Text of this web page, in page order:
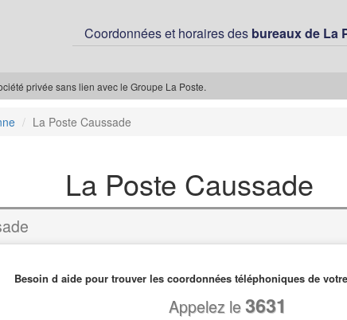
Coordonnées et horaires des bureaux de La
privée sans lien avec le Groupe La Poste.
La Poste Caussade
La Poste Caussade
Besoin d aide pour trouver les coordonnées téléphoniques de
Appelez le3631